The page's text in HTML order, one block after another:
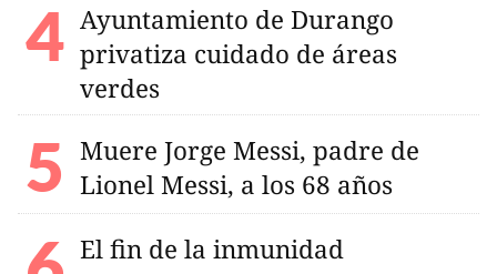
Ayuntamiento de Durango
privatiza cuidado de áreas
verdes
Muere Jorge Messi, padre de
Lionel Messi, a los 68 años
El fin de la inmunidad